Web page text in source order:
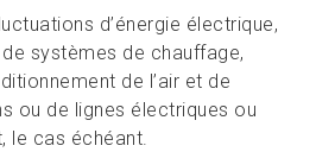
d’énergie électrique,
systèmes de chauffage,
de l’air et de
ou de lignes électriques ou
le cas échéant.